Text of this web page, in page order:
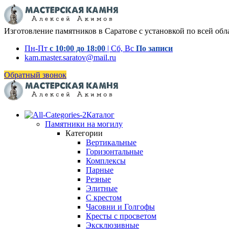
Изготовление памятников в Саратове с установкой по всей
Пн-Пт с 10:00 до 18:00 | Сб, Вс По записи
kam.master.saratov@mail.ru
Обратный звонок
Каталог
Памятники на могилу
Категории
Вертикальные
Горизонтальные
Комплексы
Парные
Резные
Элитные
С крестом
Часовни и Голгофы
Кресты с просветом
Эксклюзивные